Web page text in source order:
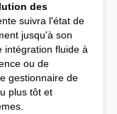
des
suivra l'état de
jusqu'à son
intégration fluide à
ou de
gestionnaire de
plus tôt et